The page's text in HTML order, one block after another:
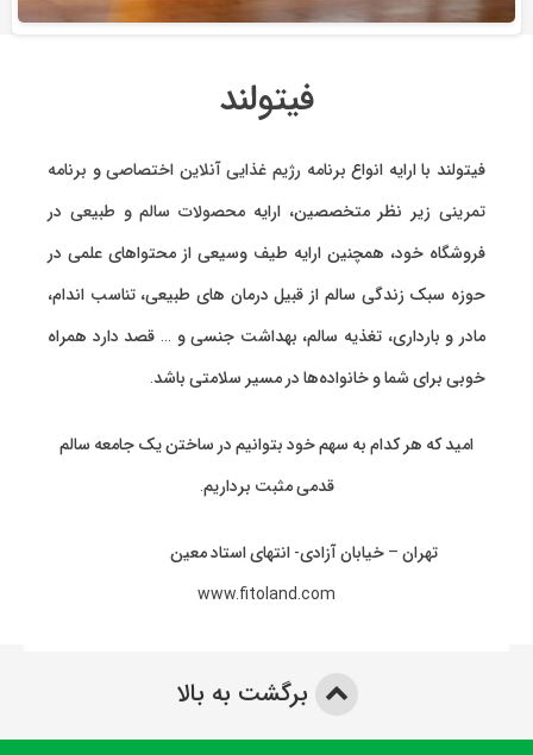
فیتولند
فیتولند با ارایه انواع برنامه رژیم غذایی آنلاین اختصاصیو برنامه
تمرینیزیر نظر متخصصین، ارایه محصولات سالم و طبیعی در
فروشگاه خود، همچنین ارایه طیف وسیعی از محتواهای علمی در
حوزه سبک زندگی سالم از قبیل درمان های طبیعی، تناسب اندام،
مادر و بارداری، تغذیه سالم، بهداشت جنسی و … قصد دارد همراه
خوبی برای شما و خانواده‌ها در مسیر سلامتی باشد.
امید که هر کدام به سهم خود بتوانیم در ساختن یک جامعه سالم
قدمی مثبت برداریم.
تهران – خیابان آزادی- انتهای استاد معین
www.fitoland.com
برگشت به بالا